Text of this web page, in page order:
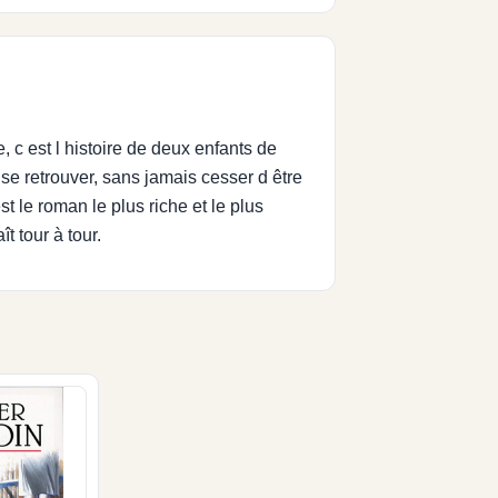
c est l histoire de deux enfants de
retrouver, sans jamais cesser d être
le roman le plus riche et le plus
tour à tour.